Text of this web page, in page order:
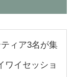
ィア3名が集
ワイセッショ